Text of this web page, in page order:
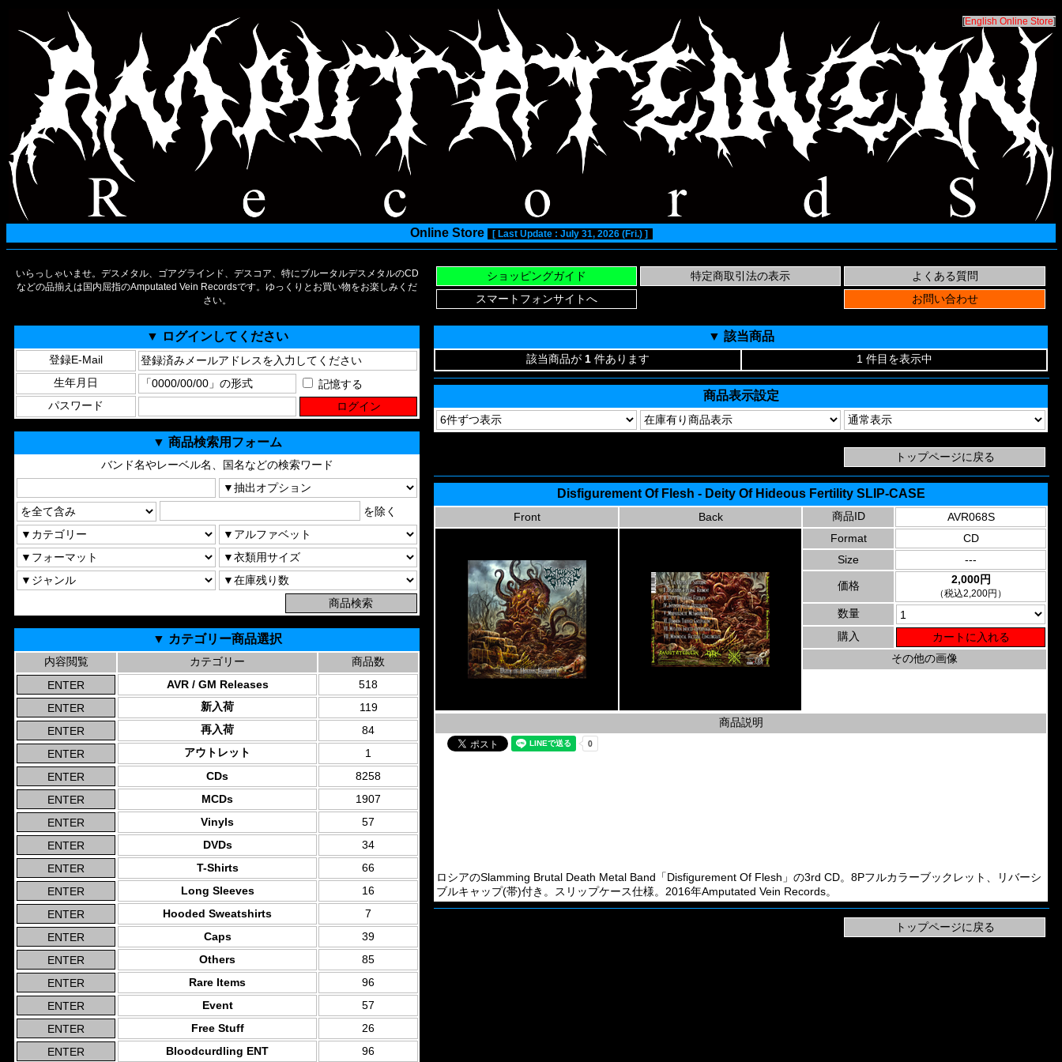
[English Online Store]
Online Store [ Last Update : July 31, 2026 (Fri.) ]
いらっしゃいませ。デスメタル、ゴアグラインド、デスコア、特にブルータルデスメタルのCD
などの品揃えは国内屈指のAmputated Vein Recordsです。ゆっくりとお買い物をお楽しみくだ
さい。
▼ ログインしてください
登録E-Mail
生年月日
記憶する
パスワード
▼ 商品検索用フォーム
バンド名やレーベル名、国名などの検索ワード
を除く
▼ カテゴリー商品選択
内容閲覧 カテゴリー
商品数
AVR / GM Releases
518
新入荷
119
再入荷
84
アウトレット
1
CDs
8258
MCDs
1907
Vinyls
57
DVDs
34
T-Shirts
66
Long Sleeves
16
Hooded Sweatshirts
7
Caps
39
Others
85
Rare Items
96
Event
57
Free Stuff
26
Bloodcurdling ENT
96
▼ 該当商品
該当商品が 1 件あります 1 件目を表示中
商品表示設定
Disfigurement Of Flesh - Deity Of Hideous Fertility SLIP-CASE
Front Back 商品ID
AVR068S
Format
CD
Size
---
価格 2,000円
（税込2,200円）
数量
購入
その他の画像
商品説明
ロシアのSlamming Brutal Death Metal Band「Disfigurement Of Flesh」の3rd CD。8Pフルカラーブックレット、リバーシ
ブルキャップ(帯)付き。スリップケース仕様。2016年Amputated Vein Records。